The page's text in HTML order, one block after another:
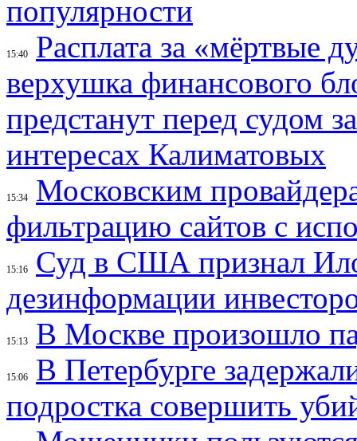
популярности
15:40
Расплата за «мёртвые
верхушка финансового
предстанут перед судом
интересах Калиматовых
15:34
Московским
фильтрацию сайтов с
15:16
Суд в США признал
дезинформации
15:13 В Москве произошло
15:06
В Петербурге
подростка совершить